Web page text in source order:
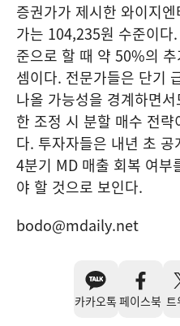
증권가가 제시한 와이지
가는 104,235원 수준이
준으로 할 때 약 50%의
셈이다. 전문가들은 단기
나올 가능성을 경계하면
한 조정 시 분할 매수 전
다. 투자자들은 내년 초
4분기 MD 매출 회복 여부
야 할 것으로 보인다.
bodo@mdaily.net
카카오톡 페이스북 트